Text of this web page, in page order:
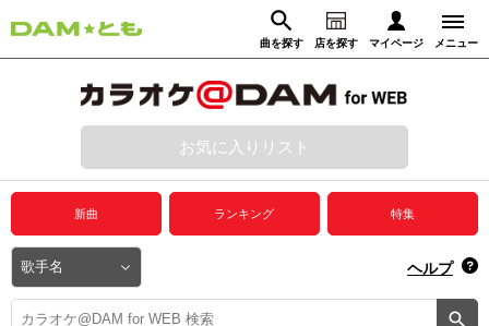
曲を探す 店を探す マイページ メニュー
動画からさがす 録音からさがす
ログイン
プレミアムサービス
DAM★とも動画
DAM★とも録音
お気に入りリスト
新曲 ランキング 特集
ヘルプ